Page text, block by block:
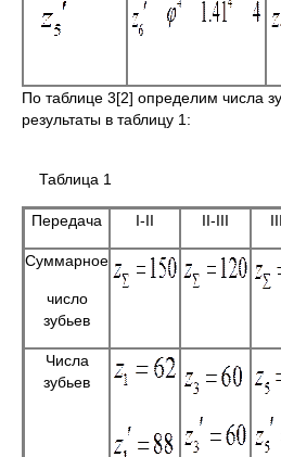
По таблице 3[2] определим числа
результаты в таблицу 1:
Таблица 1
Передача I-II II-III
Суммарное
число
зубьев
Числа
зубьев